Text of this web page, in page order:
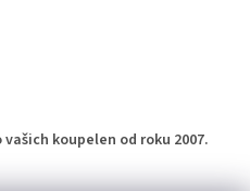
koupelen od roku 2007.